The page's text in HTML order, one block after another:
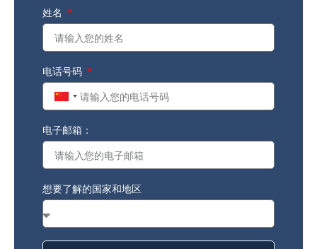
姓名
电话号码
China
电子邮箱：
想要了解的国家和地区